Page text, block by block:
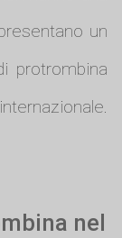
un
protrombina
nel